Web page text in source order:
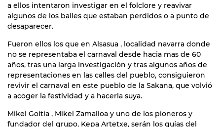
a ellos intentaron investigar en el folclore y reavivar
algunos de los bailes que estaban perdidos o a punto de
desaparecer.
Fueron ellos los que en Alsasua , localidad navarra donde
no se representaba el carnaval desde hacia mas de 60
años, tras una larga investigación y tras algunos años de
representaciones en las calles del pueblo, consiguieron
revivir el carnaval en este pueblo de la Sakana, que volvió
a acoger la festividad y a hacerla suya.
Mikel Goitia , Mikel Zamalloa y uno de los pioneros y
fundador del grupo, Kepa Artetxe, serán los guías del